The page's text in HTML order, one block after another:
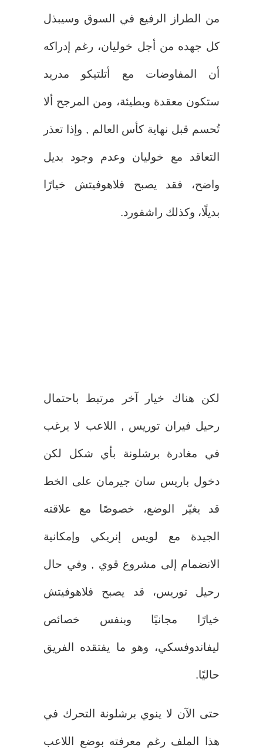
من الطراز الرفيع في السوق وسيبذل
كل جهده من أجل خوليان، رغم إدراكه
أن المفاوضات مع أتلتيكو مدريد
ستكون معقدة وبطيئة، ومن المرجح ألا
تُحسم قبل نهاية كأس العالم , وإذا تعذر
التعاقد مع خوليان وعدم وجود بديل
واضح، فقد يصبح فلاهوفيتش خيارًا
بديلًا، وكذلك راشفورد.
لكن هناك خيار آخر مرتبط باحتمال
رحيل فيران توريس , اللاعب لا يرغب
في مغادرة برشلونة بأي شكل لكن
دخول باريس سان جيرمان على الخط
قد يغيّر الوضع، خصوصًا مع علاقته
الجيدة مع لويس إنريكي وإمكانية
الانضمام إلى مشروع قوي , وفي حال
رحيل توريس، قد يصبح فلاهوفيتش
خيارًا مجانيًا وبنفس خصائص
ليفاندوفسكي، وهو ما يفتقده الفريق
حاليًا.
حتى الآن لا ينوي برشلونة التحرك في
هذا الملف رغم معرفته بوضع اللاعب